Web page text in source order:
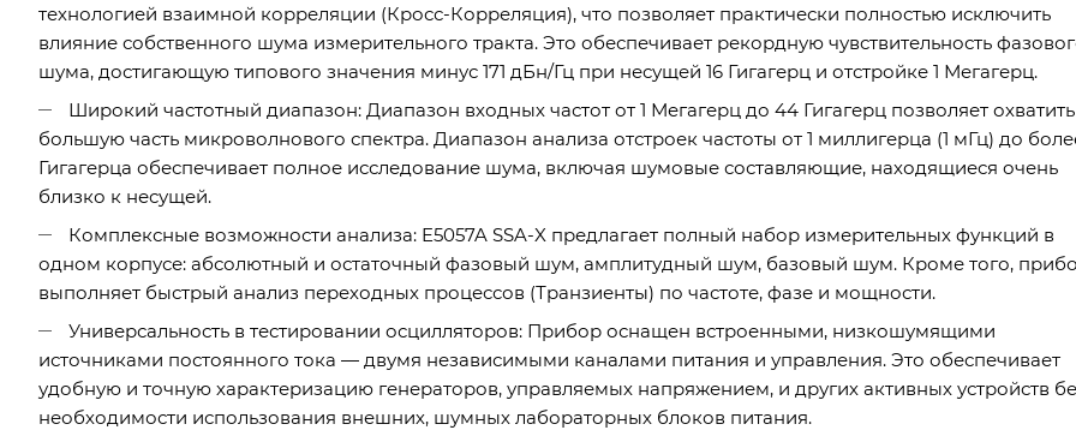
технологией взаимной корреляции (Кросс-Корреляция), что позволяет практически полностью исключить
влияние собственного шума измерительного тракта. Это обеспечивает рекордную чувствительность
шума, достигающую типового значения минус 171 дБн/Гц при несущей 16 Гигагерц и отстройке 1 Мегагерц.
Широкий частотный диапазон: Диапазон входных частот от 1 Мегагерц до 44 Гигагерц позволяет охватить
большую часть микроволнового спектра. Диапазон анализа отстроек частоты от 1 миллигерца (1 мГц) до
Гигагерца обеспечивает полное исследование шума, включая шумовые составляющие, находящиеся очень
близко к несущей.
Комплексные возможности анализа: E5057A SSA-X предлагает полный набор измерительных функций в
одном корпусе: абсолютный и остаточный фазовый шум, амплитудный шум, базовый шум. Кроме того,
выполняет быстрый анализ переходных процессов (Транзиенты) по частоте, фазе и мощности.
Универсальность в тестировании осцилляторов: Прибор оснащен встроенными, низкошумящими
источниками постоянного тока — двумя независимыми каналами питания и управления. Это обеспечивает
удобную и точную характеризацию генераторов, управляемых напряжением, и других активных устройств
необходимости использования внешних, шумных лабораторных блоков питания.